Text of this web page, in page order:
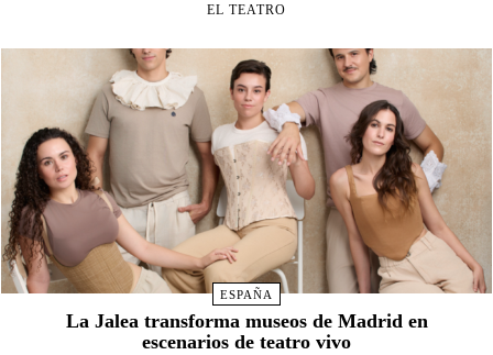
EL TEATRO
ESPAÑA
La Jalea transforma museos de Madrid en
escenarios de teatro vivo